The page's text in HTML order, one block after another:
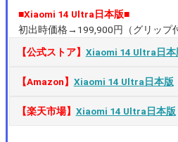
■Xiaomi 14 Ultra日本版■
初出時価格→199,900円（グリップ
【公式ストア】 Xiaomi 14 Ultra日本
【Amazon】 Xiaomi 14 Ultra日本版
【楽天市場】 Xiaomi 14 Ultra日本版